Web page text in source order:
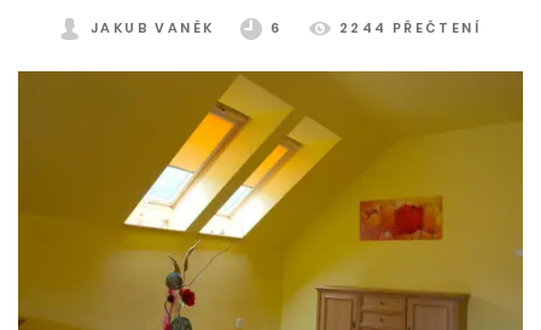
JAKUB VANĚK 6 2244 PŘEČTENÍ